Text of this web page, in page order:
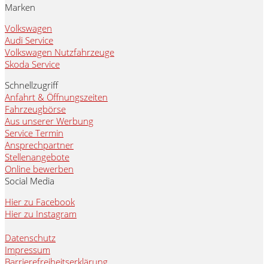
Marken
Volkswagen
Audi Service
Volkswagen Nutzfahrzeuge
Skoda Service
Schnellzugriff
Anfahrt & Öffnungszeiten
Fahrzeugbörse
Aus unserer Werbung
Service Termin
Ansprechpartner
Stellenangebote
Online bewerben
Social Media
Hier zu Facebook
Hier zu Instagram
Datenschutz
Impressum